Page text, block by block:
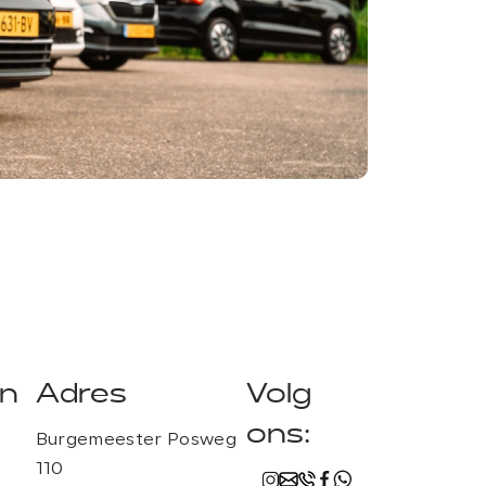
Adres
Burgemeester Posweg
110
Volg
ons: